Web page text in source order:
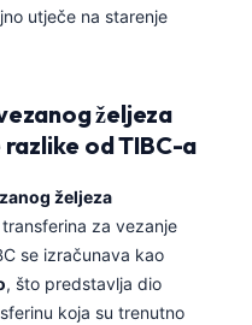
utječe na starenje
željeza
razlike od TIBC-a
željeza
za vezanje
se izračunava kao
, što predstavlja dio
koja su trenutno